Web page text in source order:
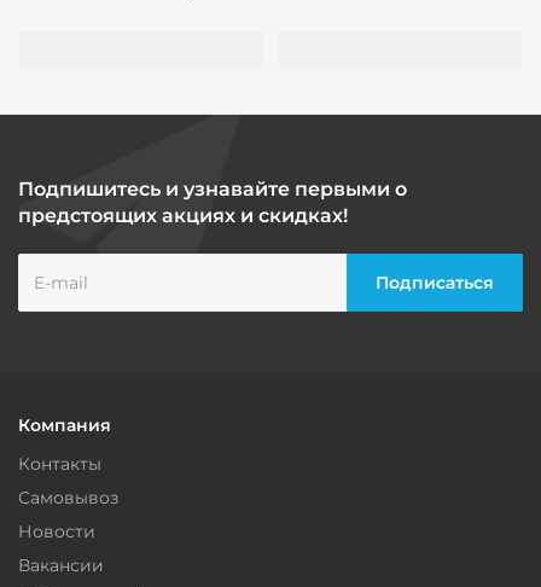
Подпишитесь и узнавайте первыми о
предстоящих акциях и скидках!
Компания
Контакты
Самовывоз
Новости
Вакансии